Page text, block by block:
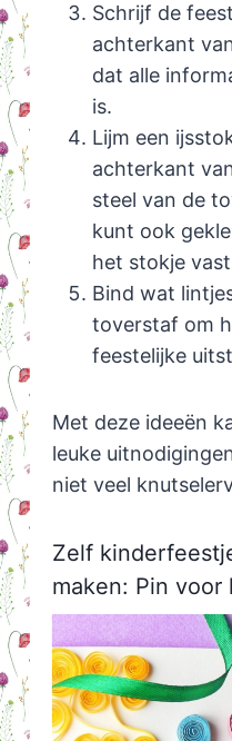
Schrijf de
achterkant
dat alle
is.
Lijm een
achterkant
steel van de
kunt ook
het stokje
Bind wat
toverstaf om
feestelijke
Met deze ideeën
leuke
niet veel
Zelf
maken: Pin voor